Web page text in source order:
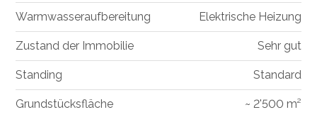
Warmwasseraufbereitung Elektrische Heizung
Zustand der Immobilie Sehr gut
Standing Standard
Grundstücksfläche ~ 2'500 m²